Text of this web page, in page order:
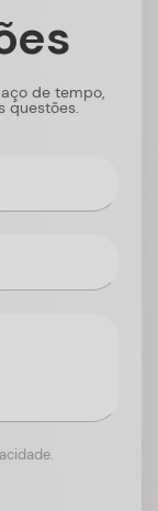
de tempo,
questões.